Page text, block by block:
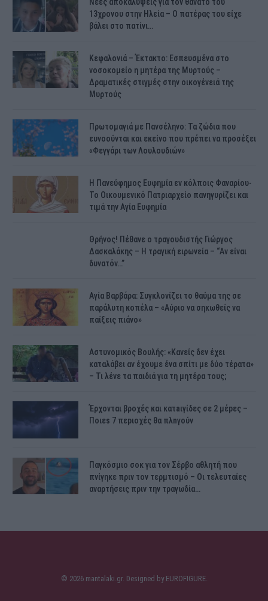
13χρονου στην Ηλεία – Ο πατέρας του είχε
βάλει στο πατίνι…
Κεφαλονιά – Έκτακτο: Εσπευσμένα στο
νοσοκομείο η μητέρα της Μυρτούς –
Δραματικές στιγμές στην οικογένειά της
Μυρτούς
Πρωτομαγιά με Πανσέληνο: Τα ζώδια που
ευνοούνται και εκείνο που πρέπει να προσέξει
«Φεγγάρι των Λουλουδιών»
H Πανεύφημος Ευφημία εν κόλποις Φαναρίου-
Το Οικουμενικό Πατριαρχείο πανηγυρίζει και
τιμά την Αγία Ευφημία
Θρήνος! Πέθανε ο τραγουδιστής Γιώργος
Δασκαλάκης – Η τραγική ειρωνεία – “Αν είναι
δυνατόν…”
Αγία Βαρβάρα: Συγκλονίζει το θαύμα της σε
παράλυτη κοπέλα – «Αύριο να σηκωθείς να
παίξεις πιάνο»
Αστυνομικός Bουλής: «Κανείς δεν έχει
καταλάβει αν έχουμε ένα σπίτι με δύο τέρατα»
– Τι λένε τα παιδιά για τη μητέρα τους;
Έρχονται βροχές και κατaιγίδες σε 2 μέpες –
Ποιεs 7 πεpιοχές θα πλnγούν
Παγκόσμιο σοκ για τον Σέρβο αθλητή που
πνίγηκε πριν τον τερμτισμό – Οι τελευταίες
αναρτήσεις πριν την τραγωδία…
© 2026 mantalaki.gr. Designed by EUROFIGURE.